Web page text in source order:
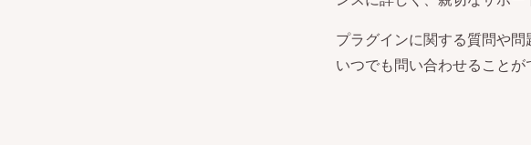
プラグインに関する質問や
いつでも問い合わせることが